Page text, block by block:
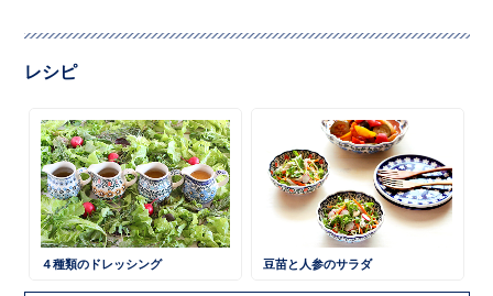
レシピ
４種類のドレッシング 豆苗と人参のサラダ